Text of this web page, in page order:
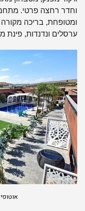
וחדר רחצה פרטי. מתחם
ומטופחת, בריכה מקורה
ערסלים ונדנדות, פינת